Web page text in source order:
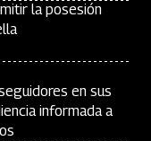
la posesión
en sus
informada a